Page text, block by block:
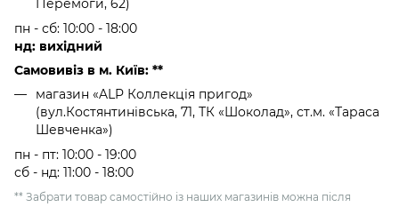
Перемоги, 62)
пн - сб: 10:00 - 18:00
нд: вихідний
Самовивіз в м. Київ: **
магазин «ALP Коллекція пригод»
(вул.Костянтинівська, 71, ТК «Шоколад», ст.м. «Тараса
Шевченка»)
пн - пт: 10:00 - 19:00
сб - нд: 11:00 - 18:00
** Забрати товар самостійно із наших магазинів можна після